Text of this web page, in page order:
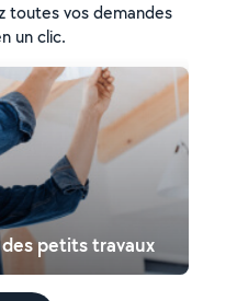
toutes vos demandes
un clic.
petits travaux